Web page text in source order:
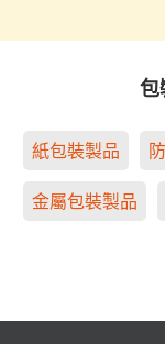
包
紙包裝製品
金屬包裝製品